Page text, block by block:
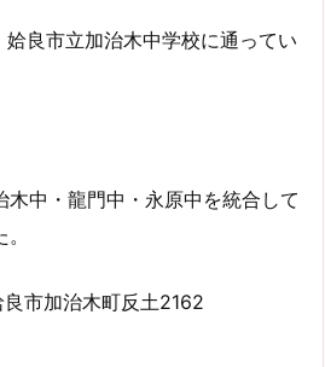
良市立加治木中学校に通ってい
木中・龍門中・永原中を統合して
市加治木町反土2162